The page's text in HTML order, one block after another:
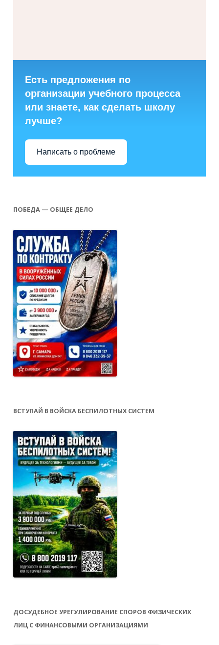
Есть предложения по
организации учебного процесса
или знаете, как сделать школу
лучше?
Написать о проблеме
ПОБЕДА — ОБЩЕЕ ДЕЛО
ВСТУПАЙ В ВОЙСКА БЕСПИЛОТНЫХ СИСТЕМ
ДОСУДЕБНОЕ УРЕГУЛИРОВАНИЕ СПОРОВ ФИЗИЧЕСКИХ
ЛИЦ С ФИНАНСОВЫМИ ОРГАНИЗАЦИЯМИ